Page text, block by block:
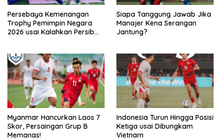
Persebaya Kemenangan
Trophy Pemimpin Negara
2026 usai Kalahkan Persib
Siapa Tanggung Jawab Jika
Manajer Kena Serangan
Jantung?
Myanmar Hancurkan Laos 7
Skor, Persaingan Grup B
Memanas!
Indonesia Turun Hingga Posisi
Ketiga usai Dibungkam
Vietnam